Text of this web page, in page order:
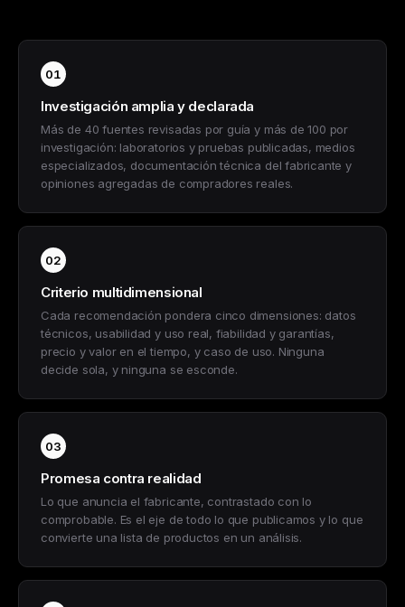
01
Investigación amplia y declarada
Más de 40 fuentes revisadas por guía y más de 100 por
investigación: laboratorios y pruebas publicadas, medios
especializados, documentación técnica del fabricante y
opiniones agregadas de compradores reales.
02
Criterio multidimensional
Cada recomendación pondera cinco dimensiones: datos
técnicos, usabilidad y uso real, fiabilidad y garantías,
precio y valor en el tiempo, y caso de uso. Ninguna
decide sola, y ninguna se esconde.
03
Promesa contra realidad
Lo que anuncia el fabricante, contrastado con lo
comprobable. Es el eje de todo lo que publicamos y lo que
convierte una lista de productos en un análisis.